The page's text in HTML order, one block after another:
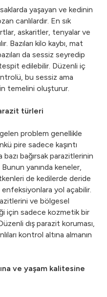
yaşayan ve kedinin
canlılardır. En sık
askaritler, tenyalar ve
Bazıları kilo kaybı, mat
da sessiz seyredip
edilebilir. Düzenli iç
bu sessiz ama
temelini oluşturur.
türleri
gelen problem genellikle
pire sadece kaşıntı
bağırsak parazitlerinin
yanında keneler,
de kedilerde deride
yol açabilir.
ve bölgesel
için sadece kozmetik bir
dış parazit koruması,
kontrol altına almanın
ve yaşam kalitesine